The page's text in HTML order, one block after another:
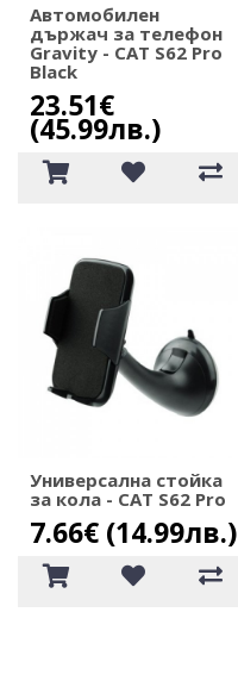
Автомобилен
държач за телефон
Gravity - CAT S62 Pro
Black
23.51€
(45.99лв.)
Универсална стойка
за кола - CAT S62 Pro
7.66€ (14.99лв.)